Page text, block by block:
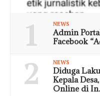
1 NEWS
Admin
Facebook
2 NEWS
Diduga
Kepala
Online di